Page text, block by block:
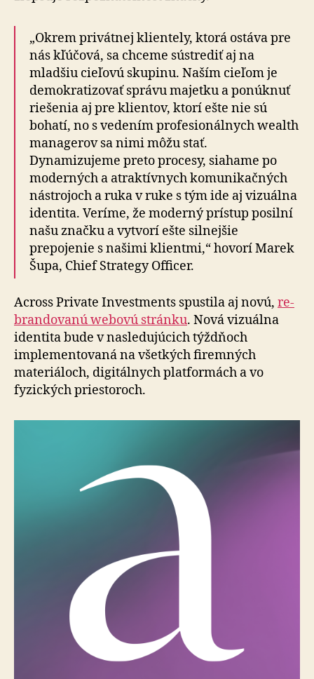
„Okrem privátnej klientely, ktorá ostáva pre
nás kľúčová, sa chceme sústrediť aj na
mladšiu cieľovú skupinu. Naším cieľom je
demokratizovať správu majetku a ponúknuť
riešenia aj pre klientov, ktorí ešte nie sú
bohatí, no s vedením profesionálnych wealth
managerov sa nimi môžu stať.
Dynamizujeme preto procesy, siahame po
moderných a atraktívnych komunikačných
nástrojoch a ruka v ruke s tým ide aj vizuálna
identita. Veríme, že moderný prístup posilní
našu značku a vytvorí ešte silnejšie
prepojenie s našimi klientmi,“ hovorí Marek
Šupa, Chief Strategy Officer.
Across Private Investments spustila aj novú, re­
bran­do­va­nú webovú stránku. Nová vizuálna
identita bude v na­sle­du­jú­cich týždňoch
implementovaná na všetkých fi­rem­ných
materiáloch, digitálnych platformách a vo
fyzických priestoroch.